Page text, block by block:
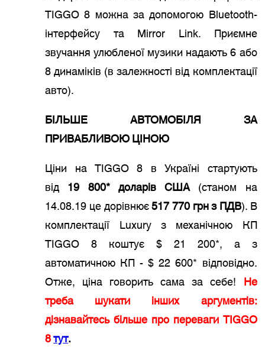
TIGGO 8 можна за допомогою Bluetooth-
інтерфейсу та Mirror Link. Приємне
звучання улюбленої музики надають 6 або
8 динаміків (в залежності від комплектації
авто).
БІЛЬШЕ АВТОМОБІЛЯ ЗА
ПРИВАБЛИВОЮ ЦІНОЮ
Ціни на TIGGO 8 в Україні стартують
від 19 800* доларів США(станом на
14.08.19 це дорівнює517 770 грн з ПДВ). В
комплектації Luxury з механічною КП
TIGGO 8 коштує $ 21 200*, а з
автоматичною КП - $ 22 600* відповідно.
Отже, ціна говорить сама за себе! Не
треба шукати інших аргументів:
дізнавайтесь більше про переваги TIGGO
8тут.